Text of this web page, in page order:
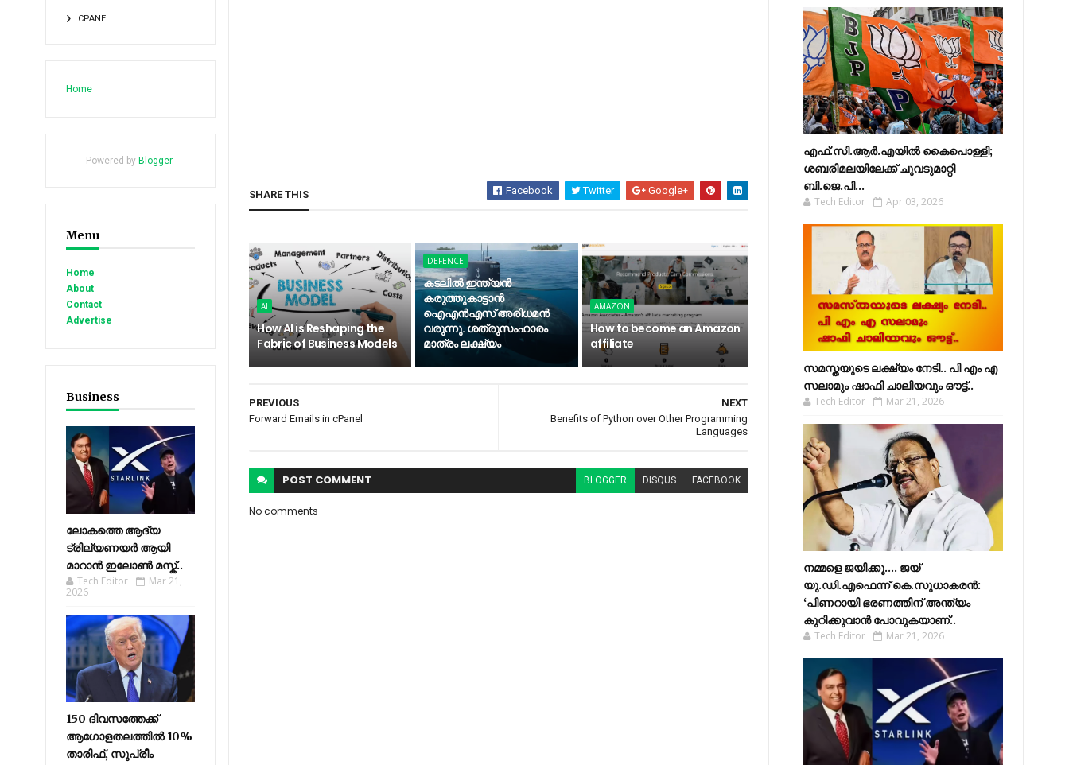
CPANEL
Home
Powered by Blogger.
Menu
Home
About
Contact
Advertise
Business
ലോകത്തെ ആദ്യ
ട്രില്യണയർ ആയി
മാറാൻ ഇലോൺ മസ്ക്..
Tech Editor
Mar 21,
2026
150 ദിവസത്തേക്ക്
ആഗോളതലത്തിൽ 10%
താരിഫ്, സുപ്രീം
SHARE THIS Facebook Twitter Google+
AI
How AI is Reshaping the
Fabric of Business Models
DEFENCE
കടലില്‍ ഇന്ത്യന്‍
കരുത്തുകാട്ടാന്‍
ഐഎന്‍എസ് അരിധമന്‍
വരുന്നു. ശത്രുസംഹാരം
മാത്രം ലക്ഷ്യം
AMAZON
How to become an Amazon
affiliate
NEXT
Benefits of Python over Other Programming
Languages
PREVIOUS
Forward Emails in cPanel
POST COMMENT BLOGGER DISQUS FACEBOOK
No comments
എഫ്​.സി.ആർ.എയിൽ കൈപൊള്ളി;
ശബരിമലയിലേക്ക്​ ചുവടുമാറ്റി
ബി.ജെ.പി...
Tech Editor Apr 03, 2026
സമസ്തയുടെ ലക്ഷ്യം നേടി.. പി എം എ
സലാമും ഷാഫി ചാലിയവും ഔട്ട്..
Tech Editor Mar 21, 2026
നമ്മളെ ജയിക്കൂ.... ജയ്
യു.ഡി.എഫെന്ന് കെ.സുധാകരൻ:
‘പിണറായി ഭരണത്തിന് അന്ത്യം
കുറിക്കുവാൻ പോവുകയാണ്..
Tech Editor Mar 21, 2026